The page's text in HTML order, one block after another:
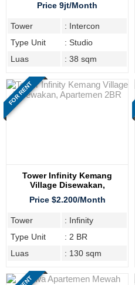
Price 9jt/Month
Tower
: Intercon
Type Unit
: Studio
Luas
: 38 sqm
FOR RENT
Tower Infinity Kemang
Village Disewakan,
Apartemen 2BR
Price $2.200/Month
Tower
: Infinity
Type Unit
: 2 BR
Luas
: 130 sqm